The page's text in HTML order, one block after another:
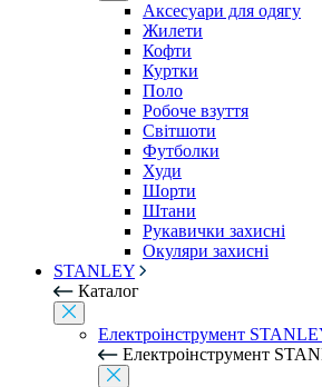
Аксесуари для одягу
Жилети
Кофти
Куртки
Поло
Робоче взуття
Світшоти
Футболки
Худи
Шорти
Штани
Рукавички захисні
Окуляри захисні
STANLEY
Каталог
Електроінструмент
Електроінструмент